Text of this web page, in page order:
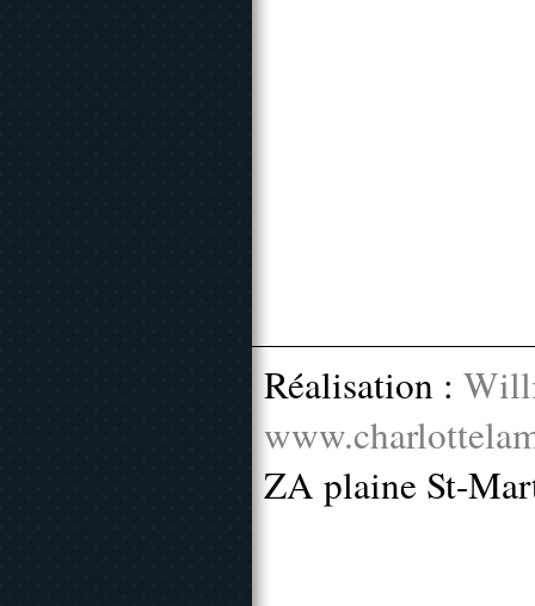
Réalisation :
ZA plaine St-